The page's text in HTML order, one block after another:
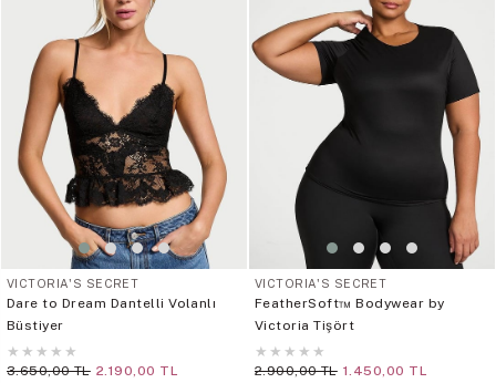
VICTORIA'S SECRET
Dare to Dream Dantelli Volanlı
Büstiyer
★ ★ ★ ★ ★
3.650,00 TL 2.190,00 TL
VICTORIA'S SECRET
FeatherSoft™ Bodywear by
Victoria Tişört
★ ★ ★ ★ ★
2.900,00 TL 1.450,00 TL